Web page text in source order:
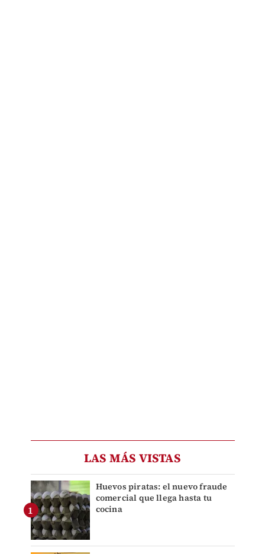
LAS MÁS VISTAS
Huevos piratas: el nuevo fraude
comercial que llega hasta tu
cocina